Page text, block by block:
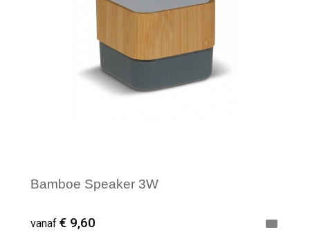
Bamboe Speaker 3W
vanaf € 9,60